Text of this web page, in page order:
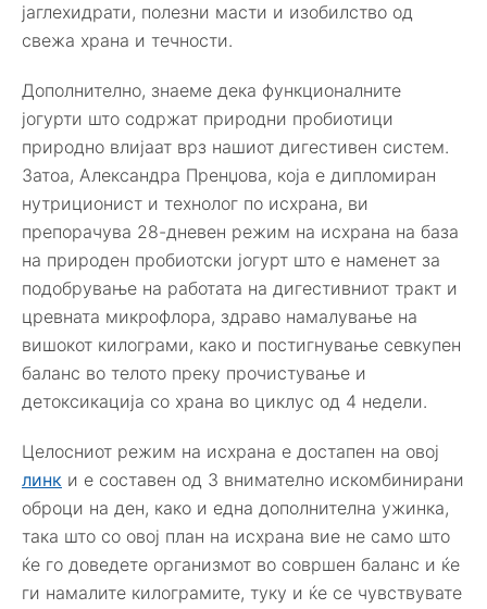
јаглехидрати, полезни масти и изобилство од
свежа храна и течности.
Дополнително, знаеме дека функционалните
јогурти што содржат природни пробиотици
природно влијаат врз нашиот дигестивен систем.
Затоа, Александра Пренџова, која е дипломиран
нутриционист и технолог по исхрана, ви
препорачува 28-дневен режим на исхрана на база
на природен пробиотски јогурт што е наменет за
подобрување на работата на дигестивниот тракт и
цревната микрофлора, здраво намалување на
вишокот килограми, како и постигнување севкупен
баланс во телото преку прочистување и
детоксикација со храна во циклус од 4 недели.
Целосниот режим на исхрана е достапен на овој
линк и е составен од 3 внимателно искомбинирани
оброци на ден, како и една дополнителна ужинка,
така што со овој план на исхрана вие не само што
ќе го доведете организмот во совршен баланс и ќе
ги намалите килограмите, туку и ќе се чувствувате